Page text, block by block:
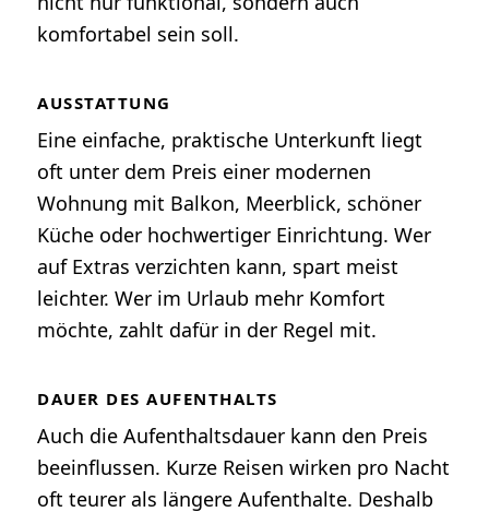
komfortabel sein soll.
AUSSTATTUNG
Eine einfache, praktische Unterkunft liegt
oft unter dem Preis einer modernen
Wohnung mit Balkon, Meerblick, schöner
Küche oder hochwertiger Einrichtung. Wer
auf Extras verzichten kann, spart meist
leichter. Wer im Urlaub mehr Komfort
möchte, zahlt dafür in der Regel mit.
DAUER DES AUFENTHALTS
Auch die Aufenthaltsdauer kann den Preis
beeinflussen. Kurze Reisen wirken pro Nacht
oft teurer als längere Aufenthalte. Deshalb